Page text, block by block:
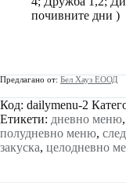
почивните дни )
Предлагано от: Бел Хауз ЕООД
Код: dailymenu-2
Етикети: дневно меню,
полудневно меню,
закуска, целодневно